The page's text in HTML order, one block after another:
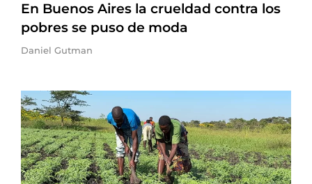
En Buenos Aires la crueldad contra los
pobres se puso de moda
Daniel Gutman